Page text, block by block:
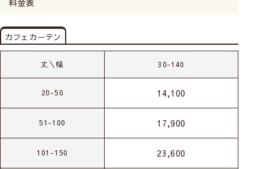
カフェカーテン
丈＼幅 30-140
20-50 14,100
51-100 17,900
101-150 23,600